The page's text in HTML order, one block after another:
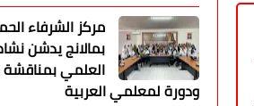
مركز الشرفاء
بمالانج يدشن
العلمي بمناقشة
ودورة لمعلمي العربية